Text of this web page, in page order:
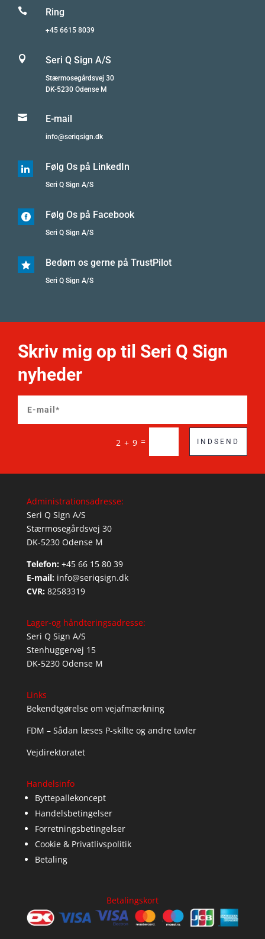
 Ring
+45 6615 8039
 Seri Q Sign A/S
Stærmosegårdsvej 30
DK-5230 Odense M
 E-mail
info@seriqsign.dk
 Følg Os på LinkedIn
Seri Q Sign A/S
 Følg Os på Facebook
Seri Q Sign A/S
 Bedøm os gerne på TrustPilot
Seri Q Sign A/S
Skriv mig op til Seri Q Sign
nyheder
2 + 9 = INDSEND
Administrationsadresse:
Seri Q Sign A/S
Stærmosegårdsvej 30
DK-5230 Odense M
Telefon: +45 66 15 80 39
E-mail: info@seriqsign.dk
CVR: 82583319
Lager-og håndteringsadresse:
Seri Q Sign A/S
Stenhuggervej 15
DK-5230 Odense M
Links
Bekendtgørelse om vejafmærkning
FDM – Sådan læses P-skilte og andre tavler
Vejdirektoratet
Handelsinfo
Byttepallekoncept
Handelsbetingelser
Forretningsbetingelser
Cookie & Privatlivspolitik
Betaling
Betalingskort